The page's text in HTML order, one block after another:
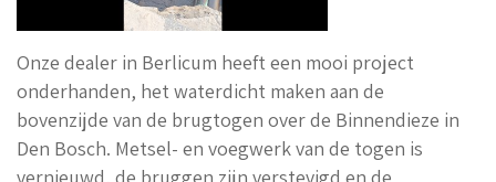
Onze dealer in Berlicum heeft een mooi project
onderhanden, het waterdicht maken aan de
bovenzijde van de brugtogen over de Binnendieze in
Den Bosch. Metsel- en voegwerk van de togen is